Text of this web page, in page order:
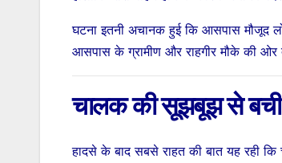
घटना इतनी अचानक हुई कि आसपास
आसपास के ग्रामीण और राहगीर मौके की ओर
चालक की सूझबूझ से बची
हादसे के बाद सबसे राहत की बात यह रही